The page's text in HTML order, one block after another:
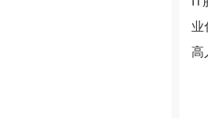
业
高